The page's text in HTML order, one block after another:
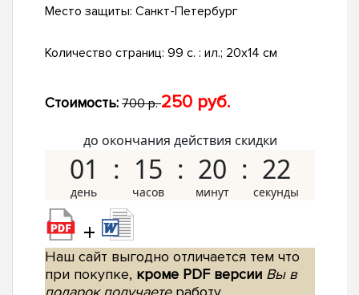
Место защиты: Санкт-Петербург
Количество страниц: 99 с. : ил.; 20х14 см
Стоимость: 700 р.250 руб.
до окончания действия скидки
01 15 20 21
+
Наш сайт выгодно отличается тем что
при покупке, кроме PDF версии Вы в